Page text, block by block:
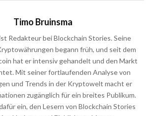
Timo Bruinsma
Redakteur bei Blockchain Stories. Seine
begann früh, und seit dem
hat er intensiv gehandelt und den Markt
Mit seiner fortlaufenden Analyse von
und Trends in der Kryptowelt macht er
zugänglich für ein breites Publikum.
ein, den Lesern von Blockchain Stories